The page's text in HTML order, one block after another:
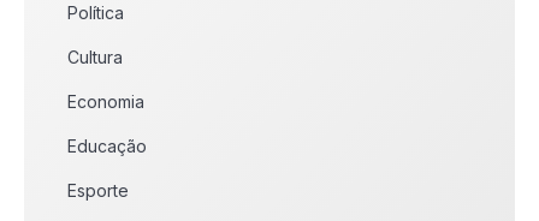
Política
Cultura
Economia
Educação
Esporte